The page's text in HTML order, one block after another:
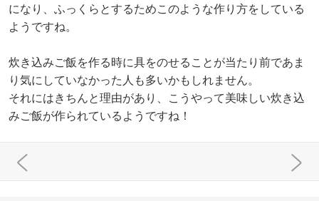
になり、ふっくらとするためこのような作り方をしている
ようですね。
炊き込みご飯を作る時に具をのせることが当たり前であま
り気にしていなかった人も多いかもしれません。
それにはきちんと理由があり、こうやって美味しい炊き込
みご飯が作られているようですね！